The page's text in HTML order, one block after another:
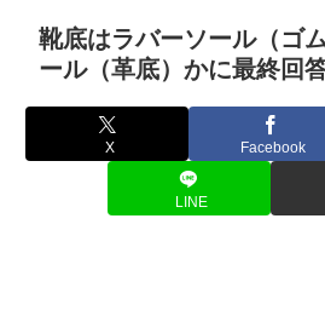
靴底はラバーソール（ゴ
ール（革底）かに最終回
X Facebook
LINE